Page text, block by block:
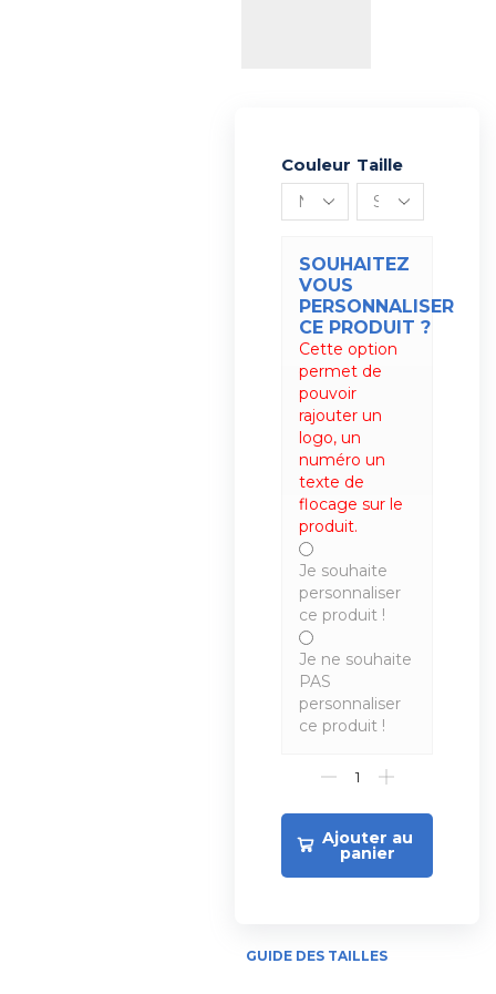
Couleur Taille
SOUHAITEZ
VOUS
PERSONNALISER
CE PRODUIT ?
Cette option
permet de
pouvoir
rajouter un
logo, un
numéro un
texte de
flocage sur le
produit.
Je souhaite
personnaliser
ce produit !
Je ne souhaite
PAS
personnaliser
ce produit !
Ajouter au
panier
Alternative:
GUIDE DES TAILLES